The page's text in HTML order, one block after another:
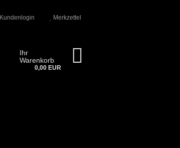
Kundenlogin Merkzettel
Ihr
Warenkorb
0,00 EUR